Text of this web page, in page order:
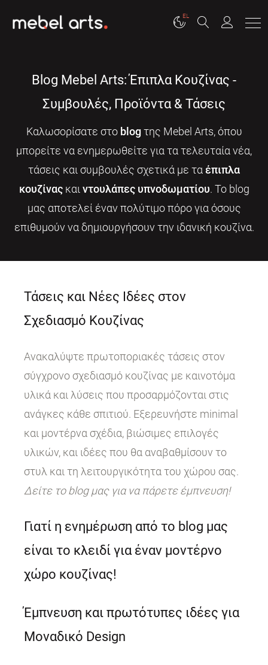
EL
Blog Mebel Arts: Έπιπλα Κουζίνας -
Συμβουλές, Προϊόντα & Τάσεις
Καλωσορίσατε στο blogτης Mebel Arts, όπου
μπορείτε να ενημερωθείτε για τα τελευταία νέα,
τάσεις και συμβουλές σχετικά με τα έπιπλα
κουζίναςκαι ντουλάπες υπνοδωματίου. Το blog
μας αποτελεί έναν πολύτιμο πόρο για όσους
επιθυμούν να δημιουργήσουν την ιδανική κουζίνα.
Τάσεις και Νέες Ιδέες στον
Σχεδιασμό Κουζίνας
Ανακαλύψτε πρωτοποριακές τάσεις στον
σύγχρονο σχεδιασμό κουζίνας με καινοτόμα
υλικά και λύσεις που προσαρμόζονται στις
ανάγκες κάθε σπιτιού. Εξερευνήστε minimal
και μοντέρνα σχέδια, βιώσιμες επιλογές
υλικών, και ιδέες που θα αναβαθμίσουν το
στυλ και τη λειτουργικότητα του χώρου σας.
Δείτε το blog μας για να πάρετε έμπνευση!
Γιατί η ενημέρωση από το blog μας
είναι το κλειδί για έναν μοντέρνο
χώρο κουζίνας!
Έμπνευση και πρωτότυπες ιδέες για
Μοναδικό Design